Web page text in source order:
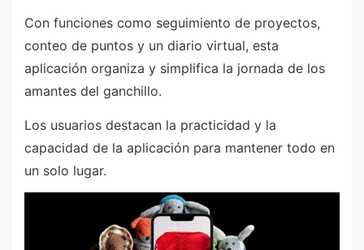
Con funciones como seguimiento de proyectos,
conteo de puntos y un diario virtual, esta
aplicación organiza y simplifica la jornada de los
amantes del ganchillo.
Los usuarios destacan la practicidad y la
capacidad de la aplicación para mantener todo en
un solo lugar.